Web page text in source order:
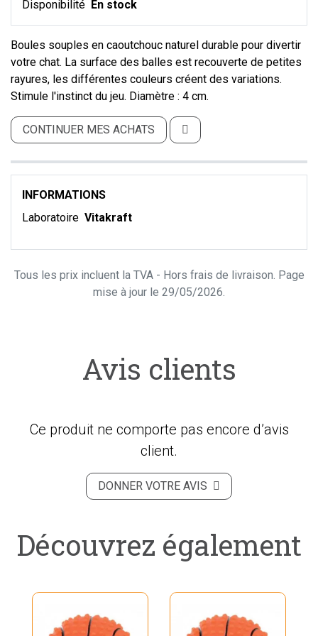
Disponibilité En stock
Boules souples en caoutchouc naturel durable pour divertir
votre chat. La surface des balles est recouverte de petites
rayures, les différentes couleurs créent des variations.
Stimule l'instinct du jeu. Diamètre : 4 cm.
CONTINUER MES ACHATS
INFORMATIONS
Laboratoire Vitakraft
Tous les prix incluent la TVA - Hors frais de livraison. Page
mise à jour le 29/05/2026.
Avis clients
Ce produit ne comporte pas encore d’avis
client.
DONNER VOTRE AVIS
Découvrez également